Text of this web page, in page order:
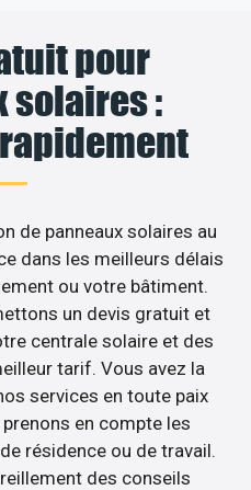
pour
solaires :
de panneaux solaires au
dans les meilleurs délais
ou votre bâtiment.
un devis gratuit et
centrale solaire et des
tarif. Vous avez la
services en toute paix
en compte les
résidence ou de travail.
des conseils